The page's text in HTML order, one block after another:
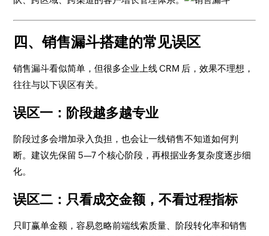
四、销售漏斗搭建的常见误区
销售漏斗看似简单，但很多企业上线 CRM 后，效果不理想，
往往与以下误区有关。
误区一：阶段越多越专业
阶段过多会增加录入负担，也会让一线销售不知道如何判
断。建议先保留 5—7 个核心阶段，再根据业务复杂度逐步细
化。
误区二：只看成交金额，不看过程指标
只盯赢单金额，容易忽略前端线索质量、阶段转化率和销售